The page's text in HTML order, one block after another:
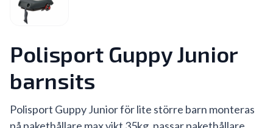
Polisport Guppy Junior
barnsits
Polisport Guppy Junior för lite större barn monteras